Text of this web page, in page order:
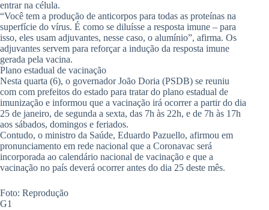
entrar na célula.
“Você tem a produção de anticorpos para todas as proteínas na
superfície do vírus. É como se diluísse a resposta imune – para
isso, eles usam adjuvantes, nesse caso, o alumínio”, afirma. Os
adjuvantes servem para reforçar a indução da resposta imune
gerada pela vacina.
Plano estadual de vacinação
Nesta quarta (6), o governador João Doria (PSDB) se reuniu
com com prefeitos do estado para tratar do plano estadual de
imunização e informou que a vacinação irá ocorrer a partir do dia
25 de janeiro, de segunda a sexta, das 7h às 22h, e de 7h às 17h
aos sábados, domingos e feriados.
Contudo, o ministro da Saúde, Eduardo Pazuello, afirmou em
pronunciamento em rede nacional que a Coronavac será
incorporada ao calendário nacional de vacinação e que a
vacinação no país deverá ocorrer antes do dia 25 deste mês.
Foto: Reprodução
G1